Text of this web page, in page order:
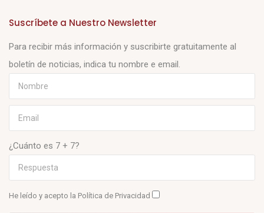
Suscríbete a Nuestro Newsletter
Para recibir más información y suscribirte gratuitamente al
boletín de noticias, indica tu nombre e email.
¿Cuánto es 7 + 7?
He leído y acepto la Política de Privacidad